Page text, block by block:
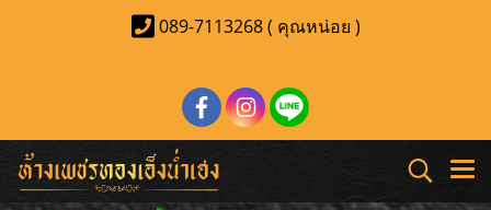
089-7113268 ( คุณหน่อย )